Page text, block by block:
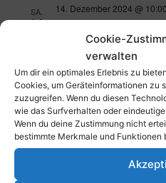
Cookie-
verwalten
Um dir ein optimales Erlebnis zu
Cookies, um Geräteinformationen zu
zuzugreifen. Wenn du diesen
wie das Surfverhalten oder
Wenn du deine Zustimmung nicht
bestimmte Merkmale und
SA.
14
14. Dezember 2024 @ 10:00
Parkstraße 43, 67061
SA.
21 Lions Award
21. Dezember 2024 @
Januar 2025